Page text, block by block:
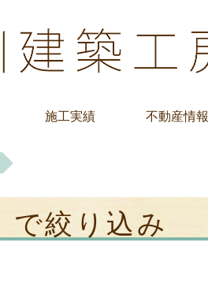
施工実績 不動産情報
で絞り込み